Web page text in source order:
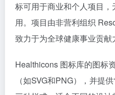
标可用于商业和个人项目
用。项目由非营利组织
致力于为全球健康事业贡献
Healthicons 图标库的图标
（如SVG和PNG），并提